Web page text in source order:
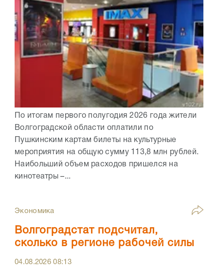
По итогам первого полугодия 2026 года жители
Волгоградской области оплатили по
Пушкинским картам билеты на культурные
мероприятия на общую сумму 113,8 млн рублей.
Наибольший объем расходов пришелся на
кинотеатры –...
Экономика
Волгоградстат подсчитал,
сколько в регионе рабочей силы
04.08.202608:13